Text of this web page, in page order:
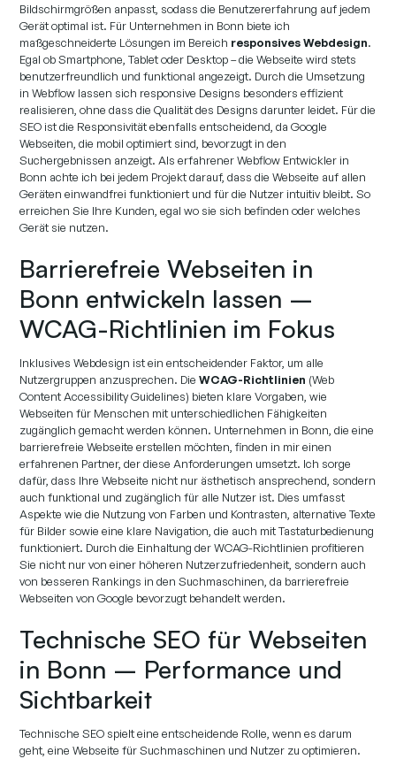
Bildschirmgrößen anpasst, sodass die Benutzererfahrung auf jedem
Gerät optimal ist. Für Unternehmen in Bonn biete ich
maßgeschneiderte Lösungen im Bereich responsives Webdesign.
Egal ob Smartphone, Tablet oder Desktop – die Webseite wird stets
benutzerfreundlich und funktional angezeigt. Durch die Umsetzung
in Webflow lassen sich responsive Designs besonders effizient
realisieren, ohne dass die Qualität des Designs darunter leidet. Für die
SEO ist die Responsivität ebenfalls entscheidend, da Google
Webseiten, die mobil optimiert sind, bevorzugt in den
Suchergebnissen anzeigt. Als erfahrener Webflow Entwickler in
Bonn achte ich bei jedem Projekt darauf, dass die Webseite auf allen
Geräten einwandfrei funktioniert und für die Nutzer intuitiv bleibt. So
erreichen Sie Ihre Kunden, egal wo sie sich befinden oder welches
Gerät sie nutzen.
Barrierefreie Webseiten in
Bonn entwickeln lassen –
WCAG-Richtlinien im Fokus
Inklusives Webdesign ist ein entscheidender Faktor, um alle
Nutzergruppen anzusprechen. DieWCAG-Richtlinien (Web
Content Accessibility Guidelines) bieten klare Vorgaben, wie
Webseiten für Menschen mit unterschiedlichen Fähigkeiten
zugänglich gemacht werden können. Unternehmen in Bonn, die eine
barrierefreie Webseite erstellen möchten, finden in mir einen
erfahrenen Partner, der diese Anforderungen umsetzt. Ich sorge
dafür, dass Ihre Webseite nicht nur ästhetisch ansprechend, sondern
auch funktional und zugänglich für alle Nutzer ist. Dies umfasst
Aspekte wie die Nutzung von Farben und Kontrasten, alternative Texte
für Bilder sowie eine klare Navigation, die auch mit Tastaturbedienung
funktioniert. Durch die Einhaltung der WCAG-Richtlinien profitieren
Sie nicht nur von einer höheren Nutzerzufriedenheit, sondern auch
von besseren Rankings in den Suchmaschinen, da barrierefreie
Webseiten von Google bevorzugt behandelt werden.
Technische SEO für Webseiten
in Bonn – Performance und
Sichtbarkeit
Technische SEO spielt eine entscheidende Rolle, wenn es darum
geht, eine Webseite für Suchmaschinen und Nutzer zu optimieren.